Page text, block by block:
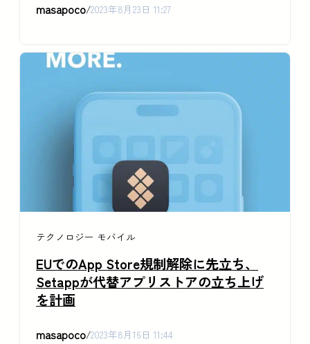
masapoco/2023年8月23日 11:27
テクノロジー モバイル
EUでのApp Store規制解除に先立ち、
Setappが代替アプリストアの立ち上げ
を計画
masapoco/2023年8月16日 11:44